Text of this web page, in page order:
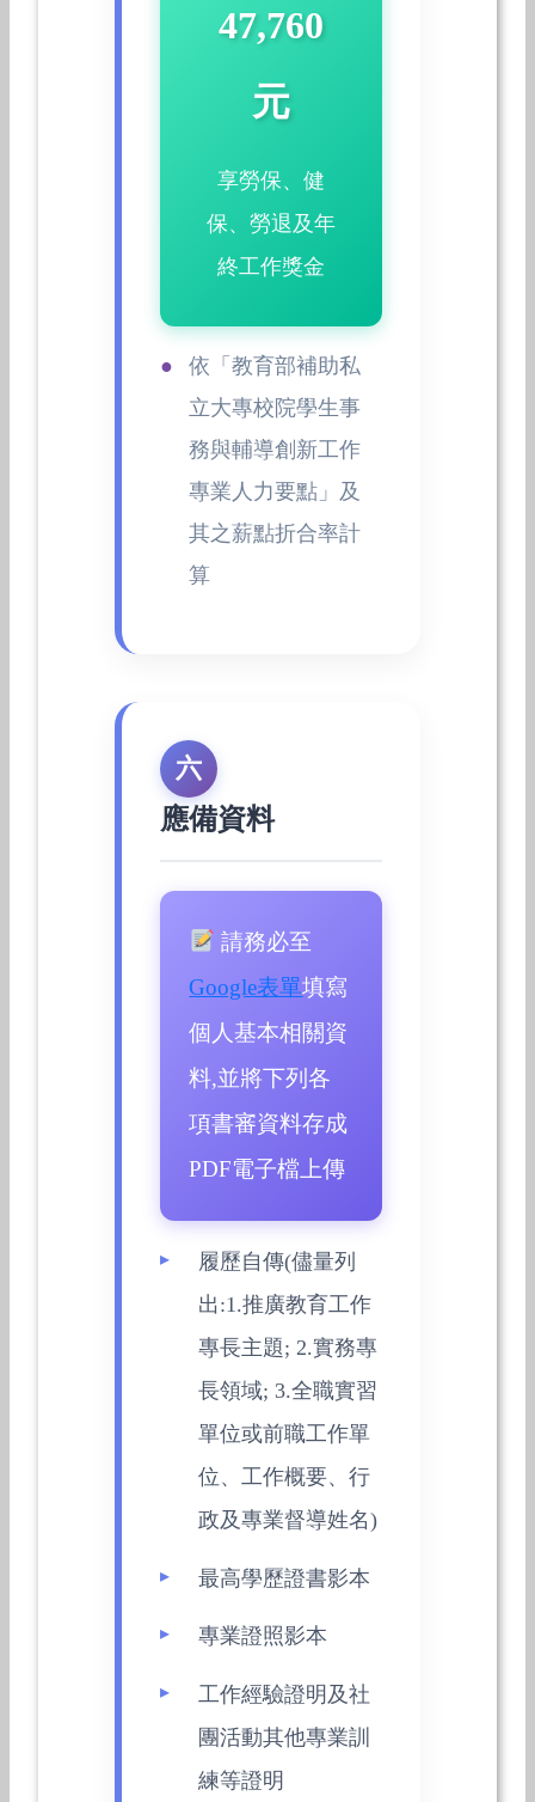
47,760
元
享勞保、健
保、勞退及年
終工作獎金
依「教育部補助私
立大專校院學生事
務與輔導創新工作
專業人力要點」及
其之薪點折合率計
算
六
應備資料
請務必至
Google表單填寫
個人基本相關資
料,並將下列各
項書審資料存成
PDF電子檔上傳
履歷自傳(儘量列
出:1.推廣教育工作
專長主題; 2.實務專
長領域; 3.全職實習
單位或前職工作單
位、工作概要、行
政及專業督導姓名)
最高學歷證書影本
專業證照影本
工作經驗證明及社
團活動其他專業訓
練等證明